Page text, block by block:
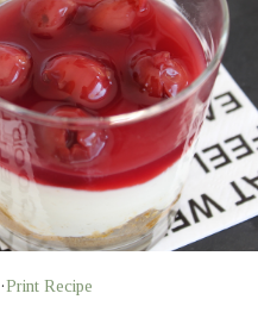
·Print Recipe